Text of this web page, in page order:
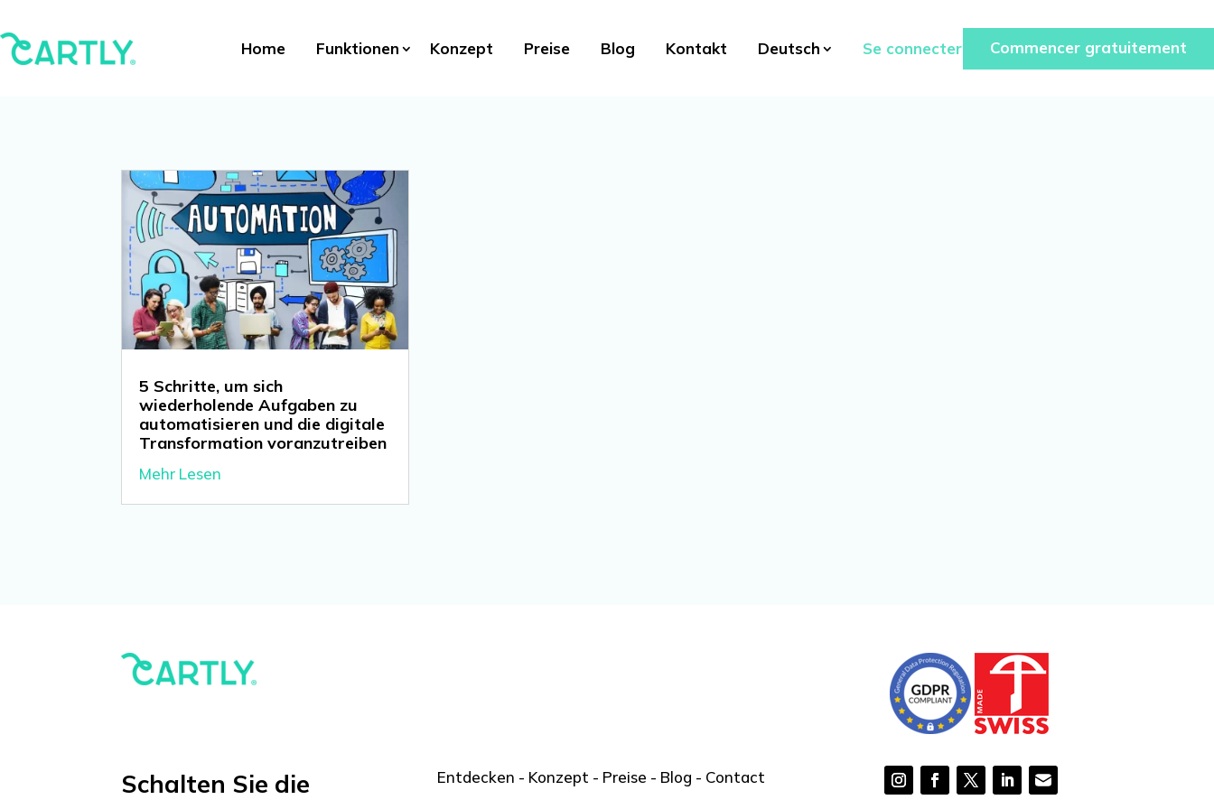
Home Funktionen Konzept Preise Blog Kontakt Deutsch Se connecter Commencer gratuitement
5 Schritte, um sich
wiederholende Aufgaben zu
automatisieren und die digitale
Transformation voranzutreiben
Mehr Lesen
Schalten Sie die
Entdecken - Konzept - Preise - Blog - Contact